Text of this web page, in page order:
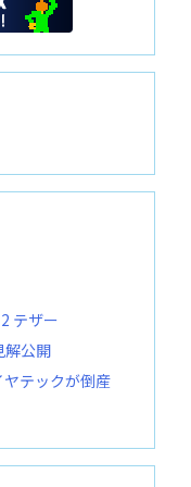
テザー
解公開
テックが倒産